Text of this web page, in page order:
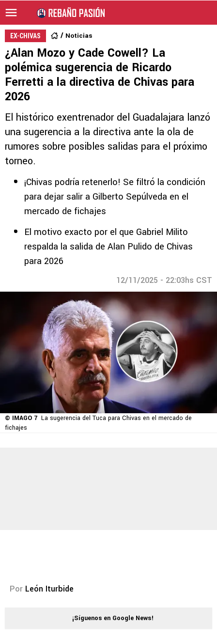
EX-CHIVAS Noticias
¿Alan Mozo y Cade Cowell? La
polémica sugerencia de Ricardo
Ferretti a la directiva de Chivas para
2026
El histórico exentrenador del Guadalajara lanzó
una sugerencia a la directiva ante la ola de
rumores sobre posibles salidas para el próximo
torneo.
¡Chivas podría retenerlo! Se filtró la condición
para dejar salir a Gilberto Sepúlveda en el
mercado de fichajes
El motivo exacto por el que Gabriel Milito
respalda la salida de Alan Pulido de Chivas
para 2026
12/11/2025 - 22:03hs CST
© IMAGO 7 La sugerencia del Tuca para Chivas en el mercado de
fichajes
Por León Iturbide
¡Síguenos en Google News!